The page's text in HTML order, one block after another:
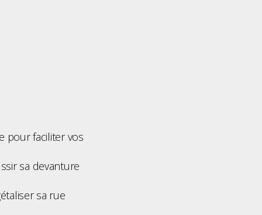
pour faciliter vos
sa devanture
sa rue